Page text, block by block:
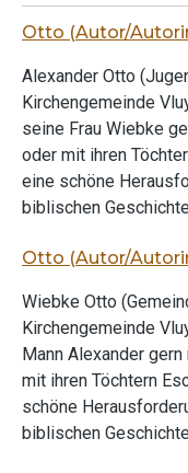
Otto (Autor/
Alexander Otto
Kirchengemeinde
seine Frau Wiebke
oder mit ihren
eine schöne
biblischen
Otto (Autor/
Wiebke Otto
Kirchengemeinde
Mann Alexander
mit ihren Töchtern
schöne
biblischen